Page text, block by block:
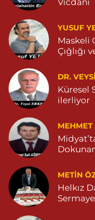
Serhat Eczanesi
ZEYTİNPINAR MAH.ROJ
04822513006
0 (482) 251 30 06
Çınarbaş Eczanesi
BAHÇEBAŞI MAHALLESİ
04825911015
Şahin Eczanesi
KAPLAN MAHALLESİ
0 (555) 151 49 05
Özdemir Eczanesi
YENİ MAHALLE 3086
Vicdanı
YUSUF
Maskeli
Çığlığı
DR.
Küresel
ilerliyor
MEHMET
METIN
Helkız